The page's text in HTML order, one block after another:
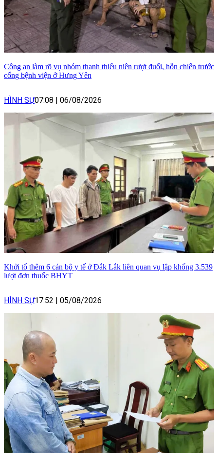
Công an làm rõ vụ nhóm thanh thiếu niên rượt đuổi, hỗn chiến trước
cổng bệnh viện ở Hưng Yên
HÌNH SỰ07:08 06/08/2026
Khởi tố thêm 6 cán bộ y tế ở Đắk Lắk liên quan vụ lập khống 3.539
lượt đơn thuốc BHYT
HÌNH SỰ17:52 05/08/2026